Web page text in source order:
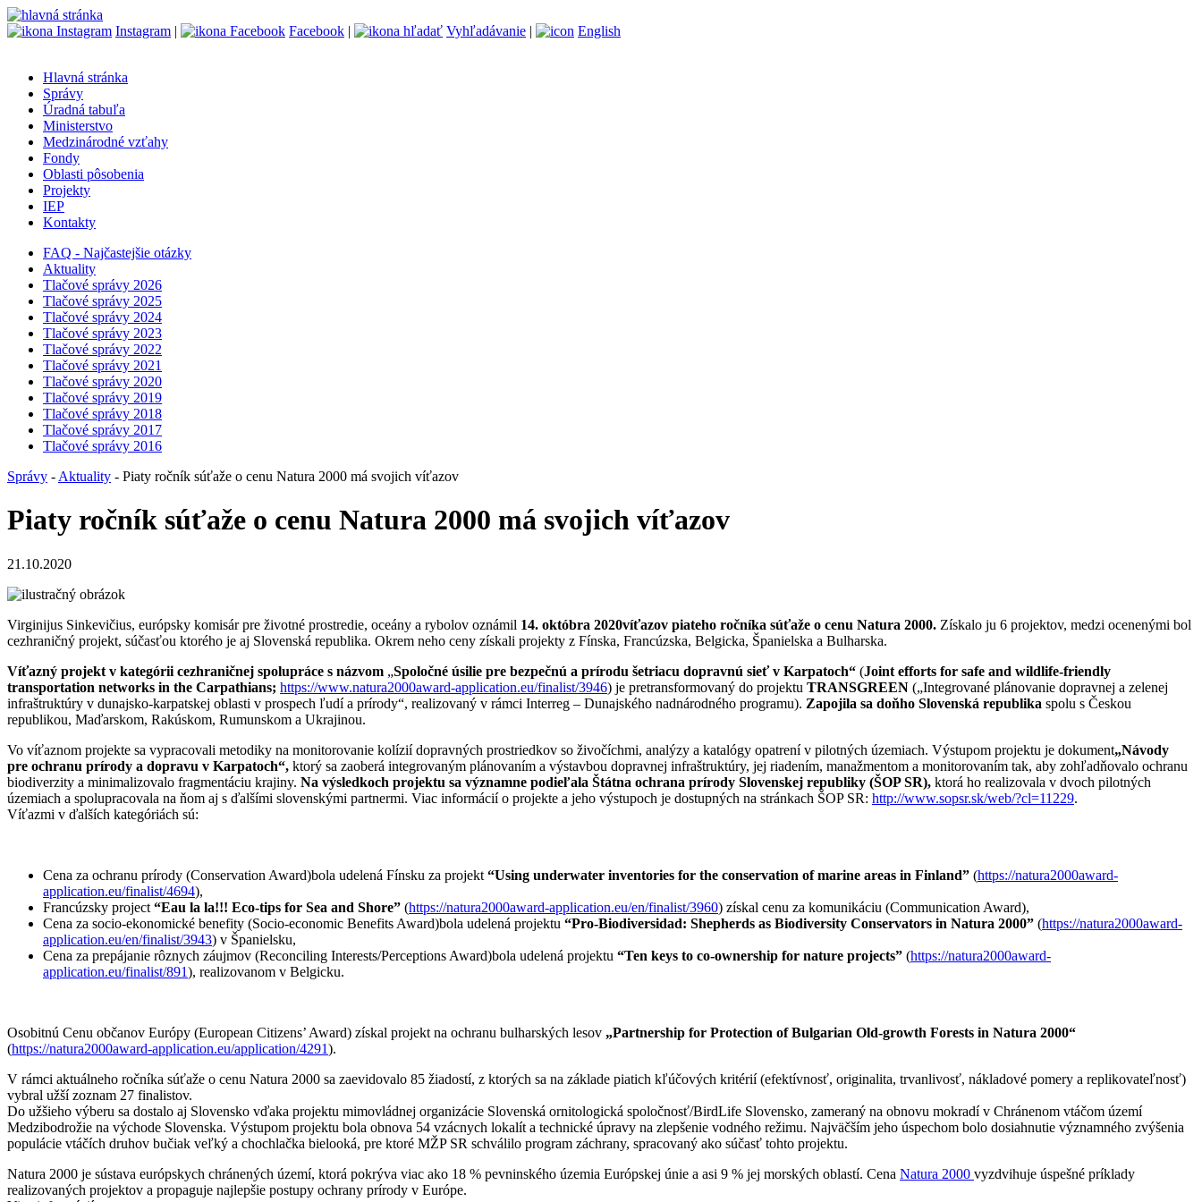
Instagram | Facebook | Vyhľadávanie | English
Hlavná stránka
Správy
Úradná tabuľa
Ministerstvo
Medzinárodné vzťahy
Fondy
Oblasti pôsobenia
Projekty
IEP
Kontakty
FAQ - Najčastejšie otázky
Aktuality
Tlačové správy 2026
Tlačové správy 2025
Tlačové správy 2024
Tlačové správy 2023
Tlačové správy 2022
Tlačové správy 2021
Tlačové správy 2020
Tlačové správy 2019
Tlačové správy 2018
Tlačové správy 2017
Tlačové správy 2016
Správy - Aktuality - Piaty ročník súťaže o cenu Natura 2000 má svojich víťazov
Piaty ročník súťaže o cenu Natura 2000 má svojich víťazov
21.10.2020
Virginijus Sinkevičius, európsky komisár pre životné prostredie, oceány a rybolov oznámil 14. októbra 2020víťazov piateho ročníka súťaže o cenu Natura 2000. Získalo ju 6 projektov, medzi ocenenými bol
cezhraničný projekt, súčasťou ktorého je aj Slovenská republika. Okrem neho ceny získali projekty z Fínska, Francúzska, Belgicka, Španielska a Bulharska.
Víťazný projekt v kategórii cezhraničnej spolupráce s názvom „Spoločné úsilie pre bezpečnú a prírodu šetriacu dopravnú sieť v Karpatoch“ (Joint efforts for safe and wildlife-friendly
transportation networks in the Carpathians; https://www.natura2000award-application.eu/finalist/3946) je pretransformovaný do projektu TRANSGREEN („Integrované plánovanie dopravnej a zelenej
infraštruktúry v dunajsko-karpatskej oblasti v prospech ľudí a prírody“, realizovaný v rámci Interreg – Dunajského nadnárodného programu). Zapojila sa doňho Slovenská republika spolu s Českou
republikou, Maďarskom, Rakúskom, Rumunskom a Ukrajinou.
Vo víťaznom projekte sa vypracovali metodiky na monitorovanie kolízií dopravných prostriedkov so živočíchmi, analýzy a katalógy opatrení v pilotných územiach. Výstupom projektu je dokument„Návody
pre ochranu prírody a dopravu v Karpatoch“, ktorý sa zaoberá integrovaným plánovaním a výstavbou dopravnej infraštruktúry, jej riadením, manažmentom a monitorovaním tak, aby zohľadňovalo ochranu
biodiverzity a minimalizovalo fragmentáciu krajiny. Na výsledkoch projektu sa významne podieľala Štátna ochrana prírody Slovenskej republiky (ŠOP SR), ktorá ho realizovala v dvoch pilotných
územiach a spolupracovala na ňom aj s ďalšími slovenskými partnermi. Viac informácií o projekte a jeho výstupoch je dostupných na stránkach ŠOP SR: http://www.sopsr.sk/web/?cl=11229.
Víťazmi v ďalších kategóriách sú:
Cena za ochranu prírody (Conservation Award)bola udelená Fínsku za projekt “Using underwater inventories for the conservation of marine areas in Finland” (https://natura2000award-
application.eu/finalist/4694),
Francúzsky project “Eau la la!!! Eco-tips for Sea and Shore” (https://natura2000award-application.eu/en/finalist/3960) získal cenu za komunikáciu (Communication Award),
Cena za socio-ekonomické benefity (Socio-economic Benefits Award)bola udelená projektu “Pro-Biodiversidad: Shepherds as Biodiversity Conservators in Natura 2000” (https://natura2000award-
application.eu/en/finalist/3943) v Španielsku,
Cena za prepájanie rôznych záujmov (Reconciling Interests/Perceptions Award)bola udelená projektu “Ten keys to co-ownership for nature projects” (https://natura2000award-
application.eu/finalist/891), realizovanom v Belgicku.
Osobitnú Cenu občanov Európy (European Citizens’ Award) získal projekt na ochranu bulharských lesov „Partnership for Protection of Bulgarian Old-growth Forests in Natura 2000“
(https://natura2000award-application.eu/application/4291).
V rámci aktuálneho ročníka súťaže o cenu Natura 2000 sa zaevidovalo 85 žiadostí, z ktorých sa na základe piatich kľúčových kritérií (efektívnosť, originalita, trvanlivosť, nákladové pomery a replikovateľnosť)
vybral užší zoznam 27 finalistov.
Do užšieho výberu sa dostalo aj Slovensko vďaka projektu mimovládnej organizácie Slovenská ornitologická spoločnosť/BirdLife Slovensko, zameraný na obnovu mokradí v Chránenom vtáčom území
Medzibodrožie na východe Slovenska. Výstupom projektu bola obnova 54 vzácnych lokalít a technické úpravy na zlepšenie vodného režimu. Najväčším jeho úspechom bolo dosiahnutie významného zvýšenia
populácie vtáčích druhov bučiak veľký a chochlačka bielooká, pre ktoré MŽP SR schválilo program záchrany, spracovaný ako súčasť tohto projektu.
Natura 2000 je sústava európskych chránených území, ktorá pokrýva viac ako 18 % pevninského územia Európskej únie a asi 9 % jej morských oblastí. Cena Natura 2000 vyzdvihuje úspešné príklady
realizovaných projektov a propaguje najlepšie postupy ochrany prírody v Európe.